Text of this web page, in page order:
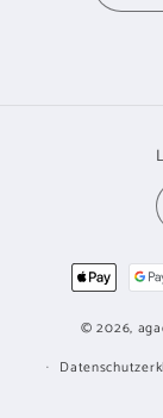
© 2026,